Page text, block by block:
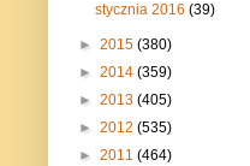
stycznia 2016(39)
► 2015 (380)
► 2014 (359)
► 2013 (405)
► 2012 (535)
► 2011 (464)